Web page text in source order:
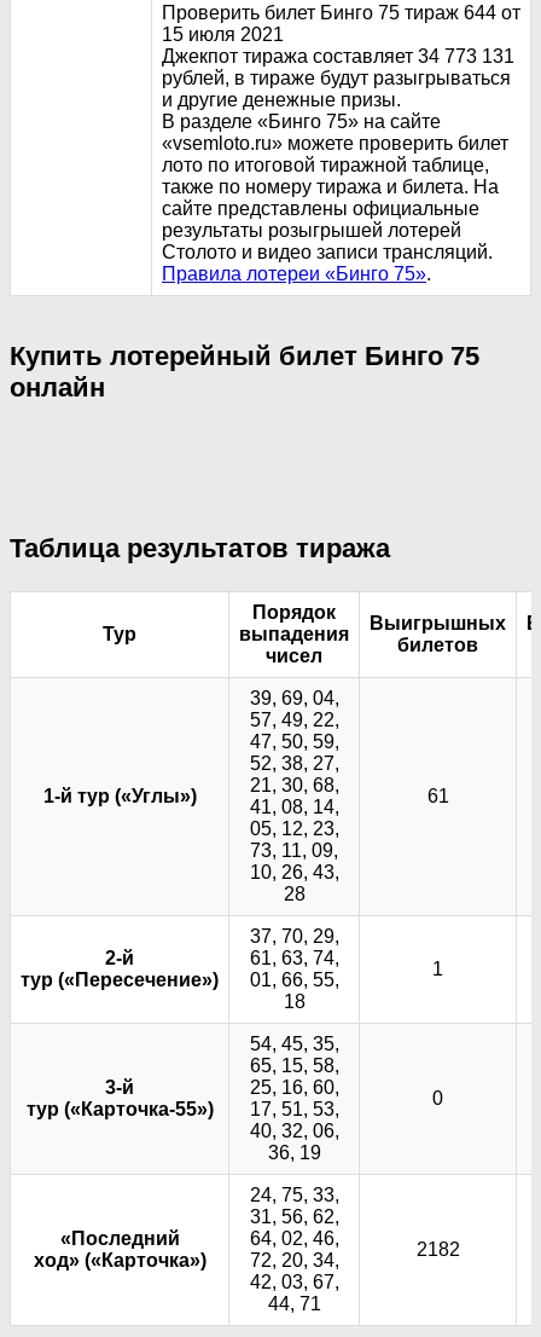
Проверить билет Бинго 75 тираж 644 от
15 июля 2021
Джекпот тиража составляет 34 773 131
рублей, в тираже будут разыгрываться
и другие денежные призы.
В разделе «Бинго 75» на сайте
«vsemloto.ru» можете проверить билет
лото по итоговой тиражной таблице,
также по номеру тиража и билета. На
сайте представлены официальные
результаты розыгрышей лотерей
Столото и видео записи трансляций.
Правила лотереи «Бинго 75».
Купить лотерейный билет Бинго 75
онлайн
Таблица результатов тиража
Тур
Порядок
выпадения
чисел
Выигрышных
билетов
1-й тур («Углы»)
39, 69, 04,
57, 49, 22,
47, 50, 59,
52, 38, 27,
21, 30, 68,
41, 08, 14,
05, 12, 23,
73, 11, 09,
10, 26, 43,
28
61
2-й
тур («Пересечение»)
37, 70, 29,
61, 63, 74,
01, 66, 55,
18
1
3-й
тур («Карточка-55»)
54, 45, 35,
65, 15, 58,
25, 16, 60,
17, 51, 53,
40, 32, 06,
36, 19
0
«Последний
ход» («Карточка»)
24, 75, 33,
31, 56, 62,
64, 02, 46,
72, 20, 34,
42, 03, 67,
44, 71
2182